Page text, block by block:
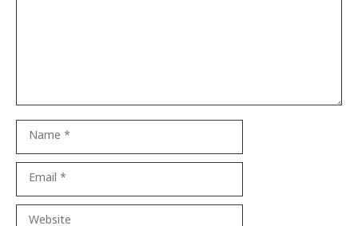
Name
Email
Website